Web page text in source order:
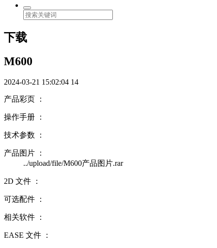
下载
M600
2024-03-21 15:02:04 14
产品彩页 ：
操作手册 ：
技术参数 ：
产品图片 ：
../upload/file/M600产品图片.rar
2D 文件 ：
可选配件 ：
相关软件 ：
EASE 文件 ：